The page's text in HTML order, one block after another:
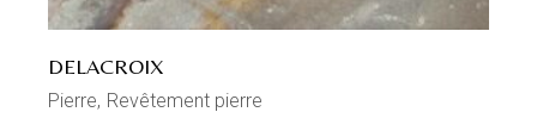
DELACROIX
Pierre Revêtement pierre